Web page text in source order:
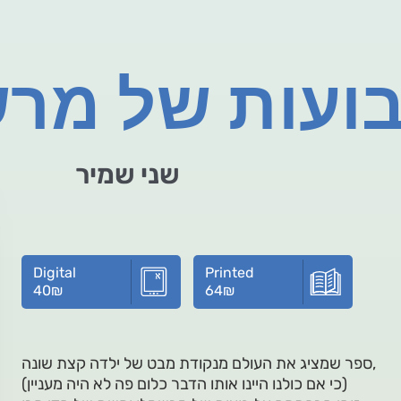
של
שני שמיר
Digital
40₪
Printed
64₪
ספר שמציג את העולם מנקודת מבט של ילדה קצת שונה,
(כי אם כולנו היינו אותו הדבר כלום פה לא היה מעניין)